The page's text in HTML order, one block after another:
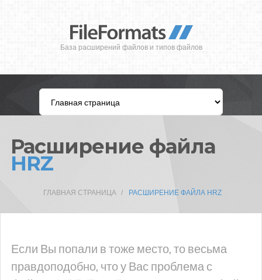
База расширений файлов и типов файлов
Расширение файла
HRZ
ГЛАВНАЯ СТРАНИЦА РАСШИРЕНИЕ ФАЙЛА HRZ
Если Вы попали в тоже место, то весьма
правдоподобно, что у Вас проблема с